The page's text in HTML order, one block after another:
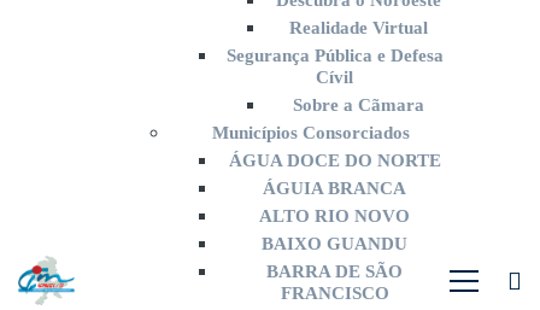
Realidade Virtual
Segurança Pública e Defesa
Cívil
Sobre a Cãmara
Municípios Consorciados
ÁGUA DOCE DO NORTE
ÁGUIA BRANCA
ALTO RIO NOVO
BAIXO GUANDU
BARRA DE SÃO
FRANCISCO